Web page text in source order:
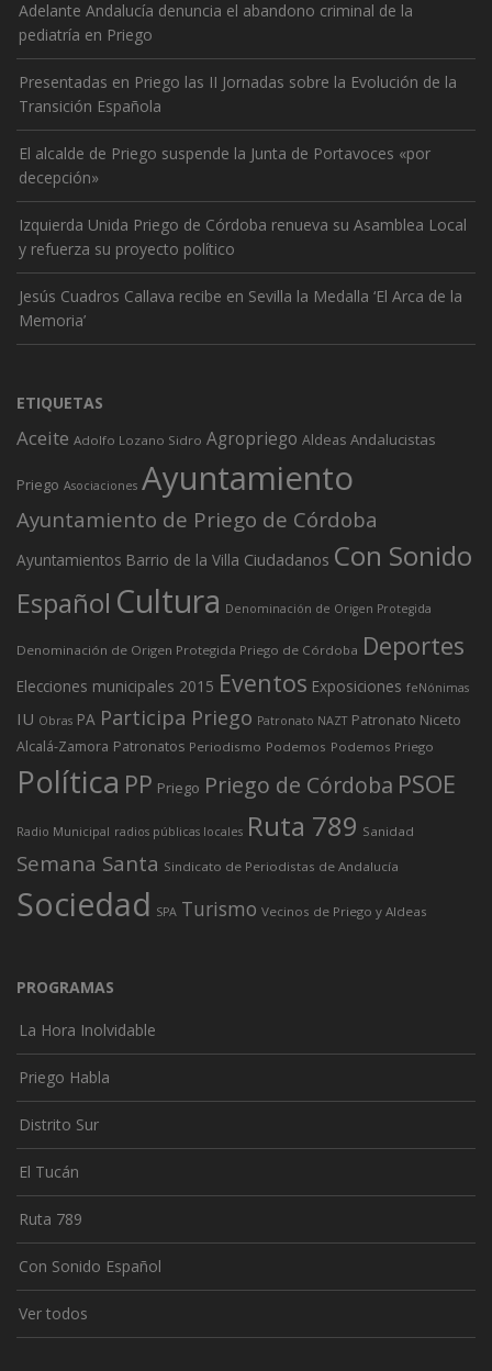
Adelante Andalucía denuncia el abandono criminal de la
pediatría en Priego
Presentadas en Priego las II Jornadas sobre la Evolución de la
Transición Española
El alcalde de Priego suspende la Junta de Portavoces «por
decepción»
Izquierda Unida Priego de Córdoba renueva su Asamblea Local
y refuerza su proyecto político
Jesús Cuadros Callava recibe en Sevilla la Medalla ‘El Arca de la
Memoria’
ETIQUETAS
Aceite Adolfo Lozano Sidro Agropriego Aldeas Andalucistas
Priego Asociaciones Ayuntamiento
Ayuntamiento de Priego de Córdoba
Ayuntamientos Barrio de la Villa Ciudadanos Con Sonido
Español Cultura Denominación de Origen Protegida
Denominación de Origen Protegida Priego de Córdoba Deportes
Elecciones municipales 2015 Eventos Exposiciones feNónimas
IU Obras PA Participa Priego Patronato NAZT Patronato Niceto
Alcalá-Zamora Patronatos Periodismo Podemos Podemos Priego
Política PP Priego Priego de Córdoba PSOE
Radio Municipal radios públicas locales Ruta 789 Sanidad
Semana Santa Sindicato de Periodistas de Andalucía
Sociedad SPA Turismo Vecinos de Priego y Aldeas
PROGRAMAS
La Hora Inolvidable
Priego Habla
Distrito Sur
El Tucán
Ruta 789
Con Sonido Español
Ver todos